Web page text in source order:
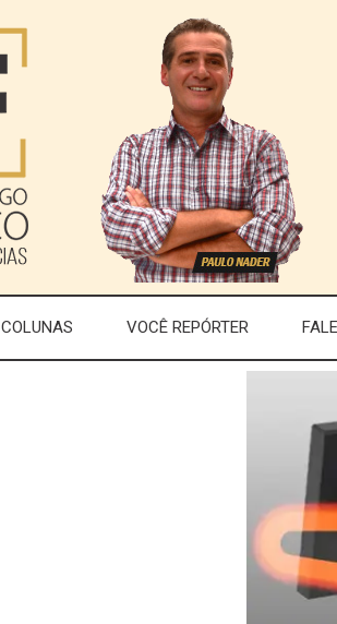
COLUNAS VOCÊ REPÓRTER